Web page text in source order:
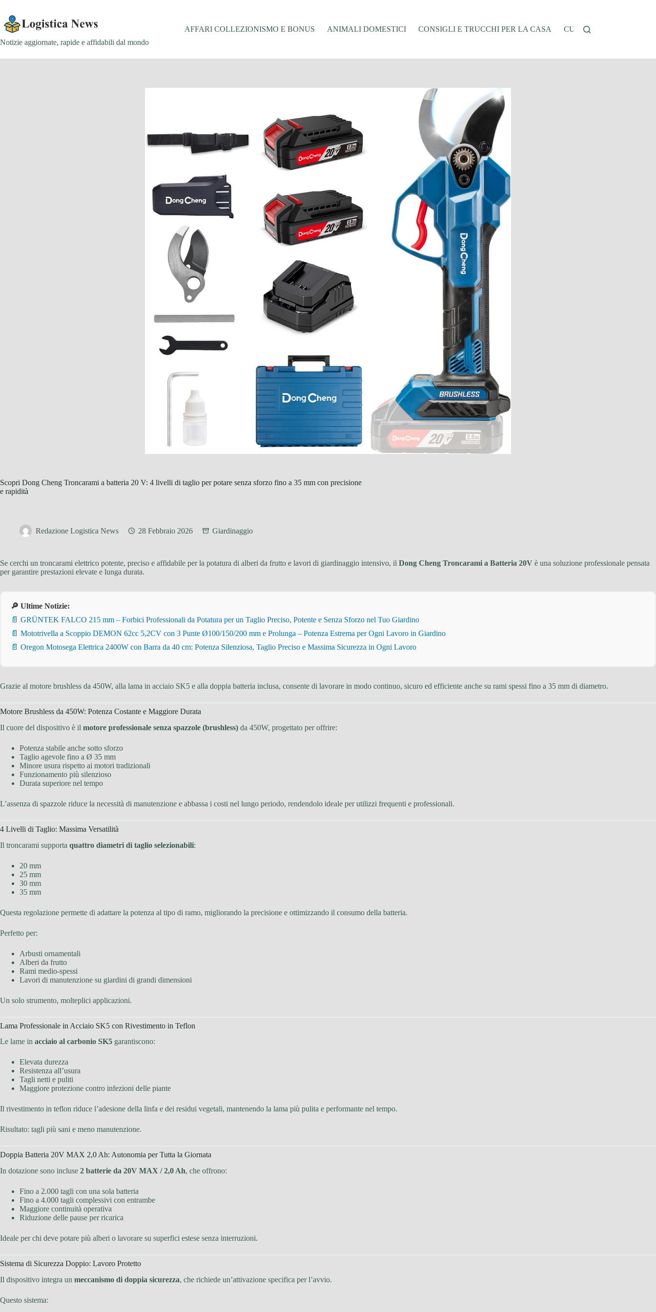
contenuto
Notizie aggiornate, rapide e affidabili dal mondo
AFFARI COLLEZIONISMO E BONUS ANIMALI DOMESTICI CONSIGLI E TRUCCHI PER LA CASA CUCINA E RICETTE
Scopri Dong Cheng Troncarami a batteria 20 V: 4 livelli di taglio per potare senza sforzo fino a 35 mm con precisione
e rapidità
Redazione Logistica News 28 Febbraio 2026 Giardinaggio
Se cerchi un troncarami elettrico potente, preciso e affidabile per la potatura di alberi da frutto e lavori di giardinaggio intensivo, il Dong Cheng Troncarami a Batteria 20V è una soluzione professionale pensata
per garantire prestazioni elevate e lunga durata.
🔎 Ultime Notizie:
📄 GRÜNTEK FALCO 215 mm – Forbici Professionali da Potatura per un Taglio Preciso, Potente e Senza Sforzo nel Tuo Giardino
📄 Mototrivella a Scoppio DEMON 62cc 5,2CV con 3 Punte Ø100/150/200 mm e Prolunga – Potenza Estrema per Ogni Lavoro in Giardino
📄 Oregon Motosega Elettrica 2400W con Barra da 40 cm: Potenza Silenziosa, Taglio Preciso e Massima Sicurezza in Ogni Lavoro
Grazie al motore brushless da 450W, alla lama in acciaio SK5 e alla doppia batteria inclusa, consente di lavorare in modo continuo, sicuro ed efficiente anche su rami spessi fino a 35 mm di diametro.
Motore Brushless da 450W: Potenza Costante e Maggiore Durata
Il cuore del dispositivo è il motore professionale senza spazzole (brushless) da 450W, progettato per offrire:
Potenza stabile anche sotto sforzo
Taglio agevole fino a Ø 35 mm
Minore usura rispetto ai motori tradizionali
Funzionamento più silenzioso
Durata superiore nel tempo
L’assenza di spazzole riduce la necessità di manutenzione e abbassa i costi nel lungo periodo, rendendolo ideale per utilizzi frequenti e professionali.
4 Livelli di Taglio: Massima Versatilità
Il troncarami supporta quattro diametri di taglio selezionabili:
20 mm
25 mm
30 mm
35 mm
Questa regolazione permette di adattare la potenza al tipo di ramo, migliorando la precisione e ottimizzando il consumo della batteria.
Perfetto per:
Arbusti ornamentali
Alberi da frutto
Rami medio-spessi
Lavori di manutenzione su giardini di grandi dimensioni
Un solo strumento, molteplici applicazioni.
Lama Professionale in Acciaio SK5 con Rivestimento in Teflon
Le lame in acciaio al carbonio SK5 garantiscono:
Elevata durezza
Resistenza all’usura
Tagli netti e puliti
Maggiore protezione contro infezioni delle piante
Il rivestimento in teflon riduce l’adesione della linfa e dei residui vegetali, mantenendo la lama più pulita e performante nel tempo.
Risultato: tagli più sani e meno manutenzione.
Doppia Batteria 20V MAX 2,0 Ah: Autonomia per Tutta la Giornata
In dotazione sono incluse 2 batterie da 20V MAX / 2,0 Ah, che offrono:
Fino a 2.000 tagli con una sola batteria
Fino a 4.000 tagli complessivi con entrambe
Maggiore continuità operativa
Riduzione delle pause per ricarica
Ideale per chi deve potare più alberi o lavorare su superfici estese senza interruzioni.
Sistema di Sicurezza Doppio: Lavoro Protetto
Il dispositivo integra un meccanismo di doppia sicurezza, che richiede un’attivazione specifica per l’avvio.
Questo sistema: